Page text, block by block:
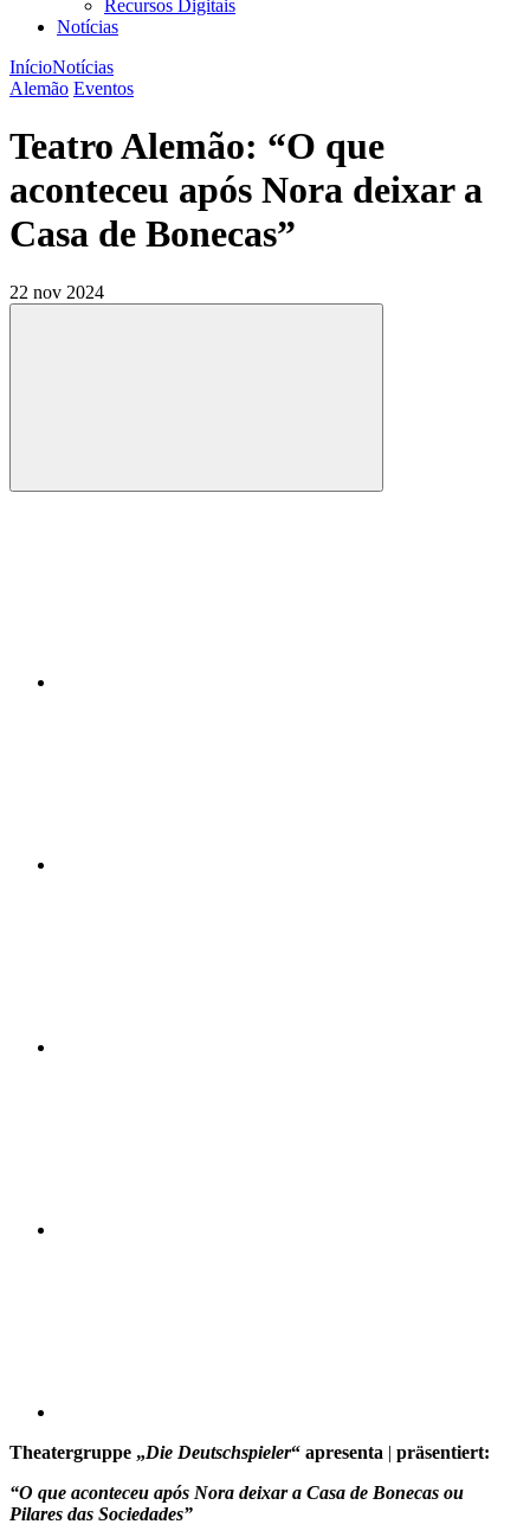
Recursos Digitais
Notícias
InícioNotícias
Alemão Eventos
Teatro Alemão: “O que
aconteceu após Nora deixar a
Casa de Bonecas”
22 nov 2024
Compartilhar
Theatergruppe „Die Deutschspieler“ apresenta | präsentiert:
“O que aconteceu após Nora deixar a Casa de Bonecas ou
Pilares das Sociedades”